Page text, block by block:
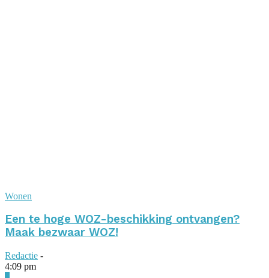
Wonen
Een te hoge WOZ-beschikking ontvangen?
Maak bezwaar WOZ!
Redactie -
4:09 pm